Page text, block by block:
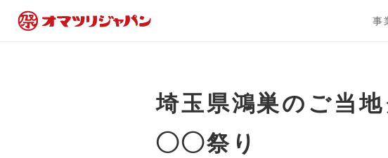
事
埼玉県鴻巣のご当
◯◯祭り